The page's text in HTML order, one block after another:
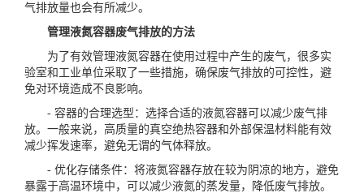
气排放量也会有所减少。
管理液氮容器废气排放的方法
为了有效管理液氮容器在使用过程中产生的废气，很多实
验室和工业单位采取了一些措施，确保废气排放的可控性，避
免对环境造成不良影响。
- 容器的合理选型：选择合适的液氮容器可以减少废气排
放。一般来说，高质量的真空绝热容器和外部保温材料能有效
减少挥发速率，避免无谓的气体释放。
- 优化存储条件：将液氮容器存放在较为阴凉的地方，避免
暴露于高温环境中，可以减少液氮的蒸发量，降低废气排放。